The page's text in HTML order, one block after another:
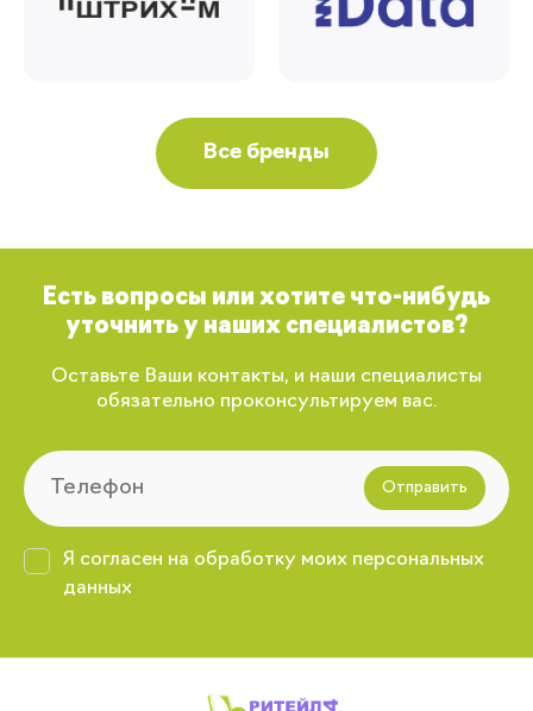
Все бренды
Есть вопросы или хотите что-нибудь
уточнить у наших специалистов?
Оставьте Ваши контакты, и наши специалисты
обязательно проконсультируем вас.
Отправить
Я согласен на обработку моих персональных
данных